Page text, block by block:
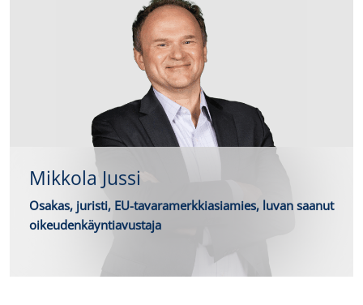
Mikkola Jussi
Osakas, juristi, EU-tavaramerkkiasiamies, luvan saanut
oikeudenkäyntiavustaja